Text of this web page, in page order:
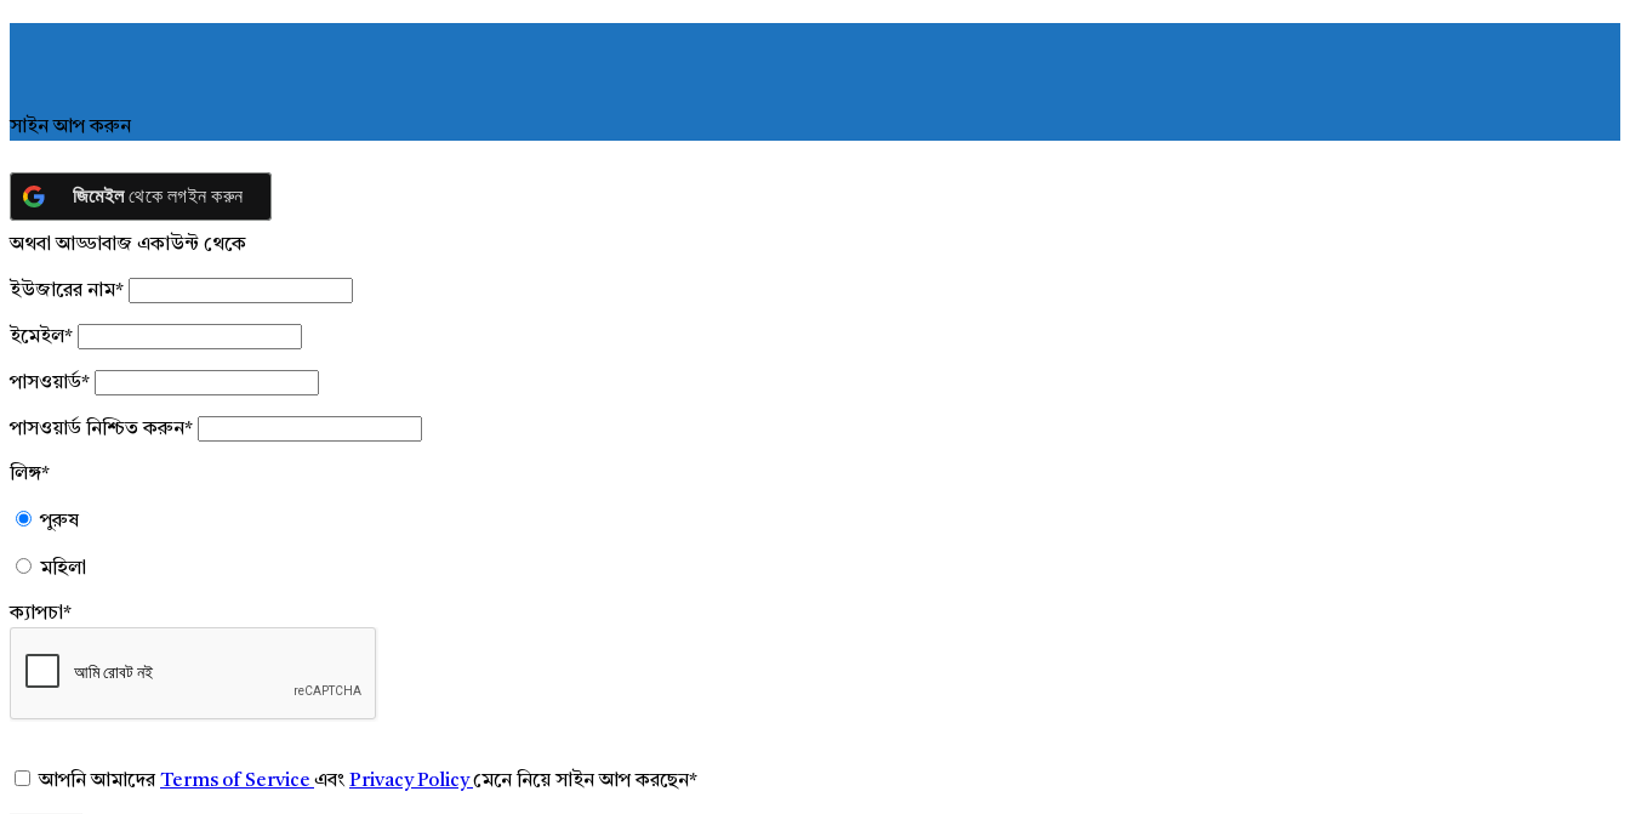
সাইন আপ করুন
জিমেইলথেকে লগইন করুন
অথবা আড্ডাবাজ একাউন্ট থেকে
ইউজারের নাম*
ইমেইল*
পাসওয়ার্ড*
পাসওয়ার্ড নিশ্চিত করুন*
লিঙ্গ*
পুরুষ
মহিলা
ক্যাপচা*
আপনি আমাদেরTerms of Service এবং Privacy Policyমেনে নিয়ে সাইন আপ করছেন*